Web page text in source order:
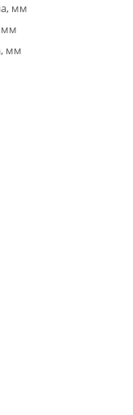
мм
мм
мм